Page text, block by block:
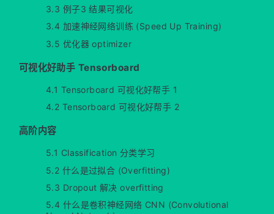
3.3 例子3 结果可视化
3.4 加速神经网络训练 (Speed Up Training)
3.5 优化器 optimizer
可视化好助手 Tensorboard
4.1 Tensorboard 可视化好帮手 1
4.2 Tensorboard 可视化好帮手 2
高阶内容
5.1 Classification 分类学习
5.2 什么是过拟合 (Overfitting)
5.3 Dropout 解决 overfitting
5.4 什么是卷积神经网络 CNN (Convolutional